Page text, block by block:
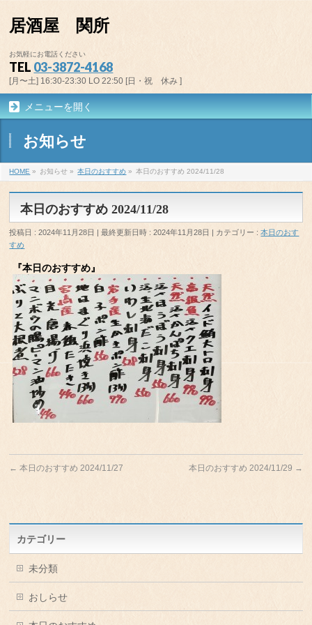
居酒屋 関所
お気軽にお電話ください
TEL 03-3872-4168
[月〜土] 16:30-23:30 LO 22:50 [日・祝 休み ]
メニューを開く
お知らせ
HOME » お知らせ » 本日のおすすめ » 本日のおすすめ 2024/11/28
本日のおすすめ 2024/11/28
投稿日 : 2024年11月28日 最終更新日時 : 2024年11月28日 カテゴリー :本日のおす
すめ
『本日のおすすめ』
← 本日のおすすめ 2024/11/27 本日のおすすめ 2024/11/29 →
カテゴリー
未分類
おしらせ